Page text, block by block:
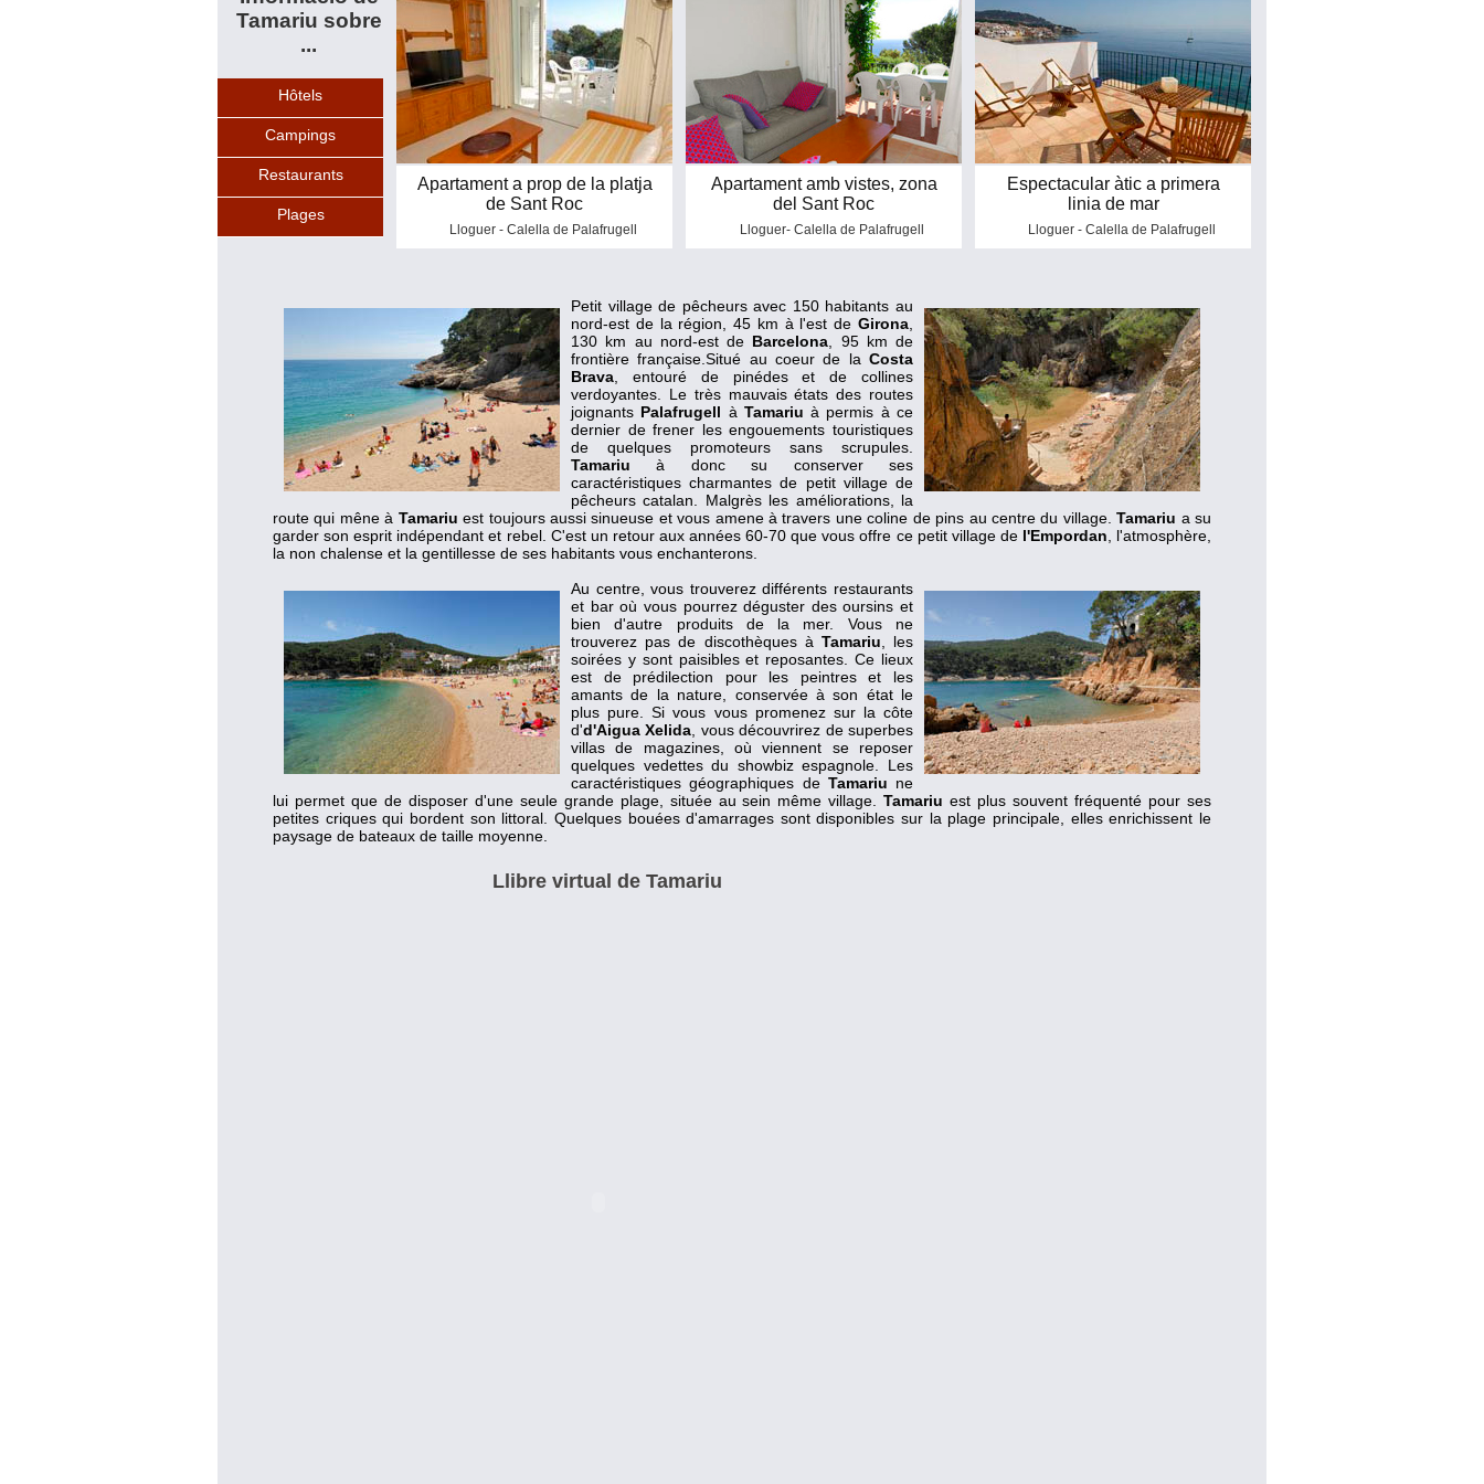
Tamariu sobre
...
Hôtels
Campings
Restaurants
Plages
Apartament a prop de la platja
de Sant Roc
Lloguer - Calella de Palafrugell
Apartament amb vistes, zona
del Sant Roc
Lloguer- Calella de Palafrugell
Espectacular àtic a primera
linia de mar
Lloguer - Calella de Palafrugell
Petit village de pêcheurs avec 150 habitants au
nord-est de la région, 45 km à l'est de Girona
130 km au nord-est de Barcelona , 95 km de
frontière française.Situé au coeur de la Costa
Brava , entouré de pinédes et de collines
verdoyantes. Le très mauvais états des routes
joignants Palafrugell à Tamariu à permis à ce
dernier de frener les engouements touristiques
de quelques promoteurs sans scrupules.
Tamariu à donc su conserver ses
caractéristiques charmantes de petit village de
pêcheurs catalan. Malgrès les améliorations, la
route qui mêne à Tamariu est toujours aussi sinueuse et vous amene à travers une coline de pins au centre du village.Tamariu a su
garder son esprit indépendant et rebel. C'est un retour aux années 60-70 que vous offre ce petit village de l'Empordan , l'atmosphère,
la non chalense et la gentillesse de ses habitants vous enchanterons.
Au centre, vous trouverez différents restaurants
et bar où vous pourrez déguster des oursins et
bien d'autre produits de la mer. Vous ne
trouverez pas de discothèques à Tamariu , les
soirées y sont paisibles et reposantes. Ce lieux
est de prédilection pour les peintres et les
amants de la nature, conservée à son état le
plus pure. Si vous vous promenez sur la côte
d'd'Aigua Xelida , vous découvrirez de superbes
villas de magazines, où viennent se reposer
quelques vedettes du showbiz espagnole. Les
caractéristiques géographiques de Tamariu ne
lui permet que de disposer d'une seule grande plage, située au sein même village.Tamariu est plus souvent fréquenté pour ses
petites criques qui bordent son littoral. Quelques bouées d'amarrages sont disponibles sur la plage principale, elles enrichissent le
paysage de bateaux de taille moyenne.
Llibre virtual de Tamariu